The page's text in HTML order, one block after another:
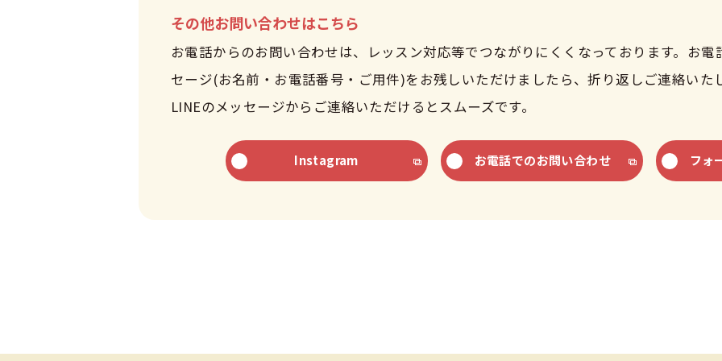
その他お問い合わせはこちら
お電話からのお問い合わせは、レッスン対応等でつながりにくくなっております。お
セージ(お名前・お電話番号・ご用件)をお残しいただけましたら、折り返しご連絡いた
LINEのメッセージからご連絡いただけるとスムーズです。
Instagram お電話でのお問い合わせ フォ